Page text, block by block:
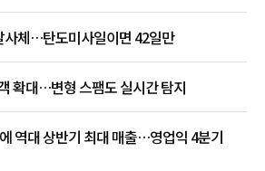
사체…탄도미사일이면 42일만
확대…변형 스팸도 실시간 탐지
역대 상반기 최대 매출…영업익 4분기